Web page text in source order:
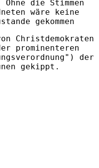
Ohne die Stimmen
wäre keine
gekommen
Christdemokraten
prominenteren
der
gekippt.